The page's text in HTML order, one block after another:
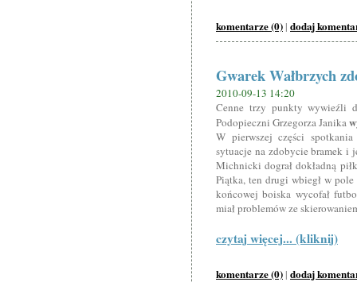
komentarze (0) | dodaj
Gwarek Wałbrzych
2010-09-13 14:20
Cenne trzy punkty wywieźli
Podopieczni Grzegorza Janika
W pierwszej części
sytuacje na zdobycie bramek i
Michnicki dograł dokładną
Piątka, ten drugi wbiegł w
końcowej boiska wycofał
miał problemów ze
czytaj więcej... (kliknij)
komentarze (0) | dodaj